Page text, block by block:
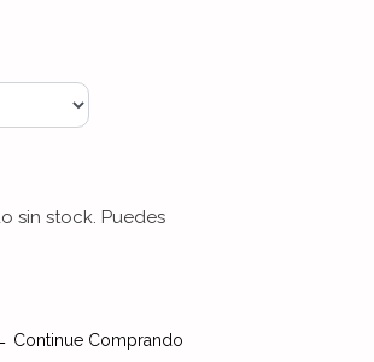
sin stock. Puedes
Continue Comprando